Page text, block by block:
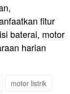
fitur
baterai, motor
harian
motor listrik